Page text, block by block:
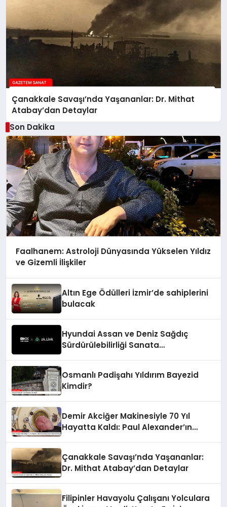
Çanakkale Savaşı’nda Yaşananlar: Dr. Mithat
Atabay’dan Detaylar
Son Dakika
Faalhanem: Astroloji Dünyasında Yükselen Yıldız
ve Gizemli İlişkiler
Altın Ege Ödülleri İzmir’de sahiplerini
bulacak
Hyundai Assan ve Deniz Sağdıç
Sürdürülebilirliği Sanata
Osmanlı Padişahı Yıldırım Bayezid
Kimdir?
Demir Akciğer Makinesiyle 70 Yıl
Hayatta Kaldı: Paul Alexander’ın
Çanakkale Savaşı’nda Yaşananlar:
Dr. Mithat Atabay’dan Detaylar
Filipinler Havayolu Çalışanı Yolculara